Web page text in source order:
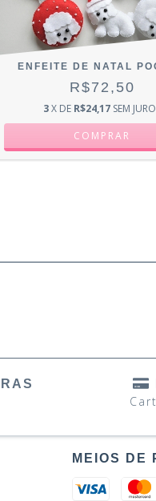
ENFEITE DE NATAL
R$72,50
3X DE R$24,17 SEM
MEIOS DE